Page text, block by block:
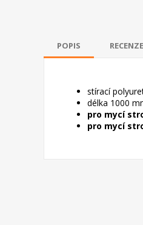
POPIS RECENZE
stírací
délka 1000
pro mycí
pro mycí